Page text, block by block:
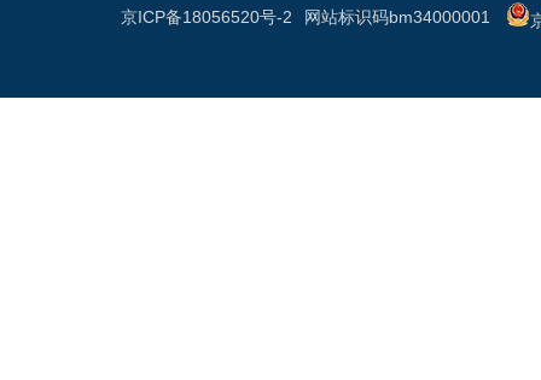
网站标识码bm34000001
京ICP备18056520号-2